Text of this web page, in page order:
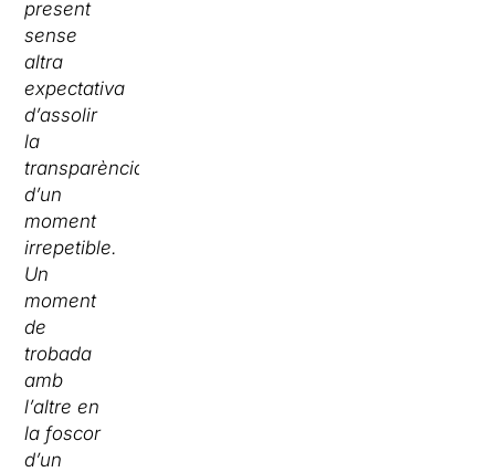
present
sense
altra
expectativa
d’assolir
la
transparència
d’un
moment
irrepetible.
Un
moment
de
trobada
amb
l’altre en
la foscor
d’un